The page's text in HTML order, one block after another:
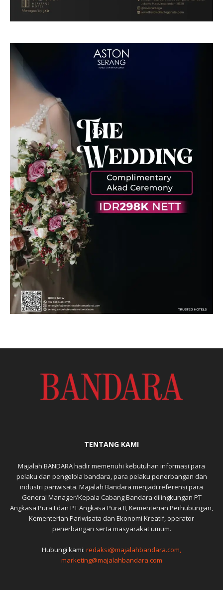
TENTANG KAMI
Majalah BANDARA hadir memenuhi kebutuhan informasi para
pelaku dan pengelola bandara, para pelaku penerbangan dan
industri pariwisata. Majalah Bandara menjadi referensi para
General Manager/Kepala Cabang Bandara dilingkungan PT
Angkasa Pura I dan PT Angkasa Pura II, Kementerian Perhubungan,
Kementerian Pariwisata dan Ekonomi Kreatif, operator
penerbangan serta masyarakat umum.
Hubungi kami: redaksi@majalahbandara.com,
marketing@majalahbandara.com